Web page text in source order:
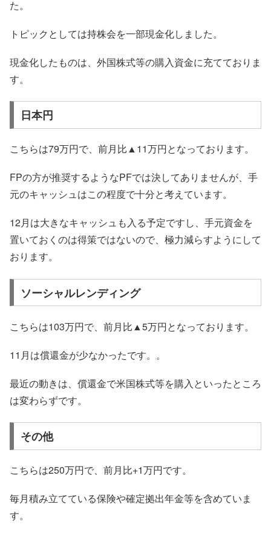
た。
トピックとしては持株会を一部現金化しました。
現金化したものは、外国株式等の購入資金に充てておりま
す。
日本円
こちらは79万円で、前月比▲11万円となっております。
FPの方が推奨するようなPFでは決してありませんが、手
元のキャッシュはこの程度で十分と考えています。
12月は大きなキャッシュも入る予定ですし、手元資金を
置いておくのは得策ではないので、極力減らすようにして
おります。
ソーシャルレンディング
こちらは103万円で、前月比▲5万円となっております。
11月は償還金が少なかったです。。
最近の動きは、償還金で米国株式等を購入といったところ
は変わらずです。
その他
こちらは250万円で、前月比+1万円です。
毎月積み立てている保険や確定拠出年金等を含めていま
す。